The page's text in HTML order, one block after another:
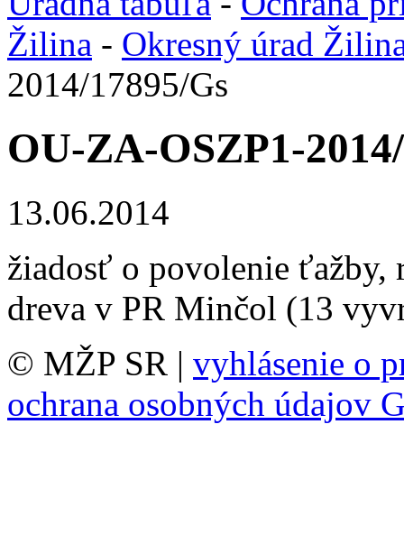
Žilina - Okresný úrad
2014/17895/Gs
OU-ZA-OSZP1-
13.06.2014
žiadosť o povolenie ťažby,
dreva v PR Minčol (13
© MŽP SR | vyhlásenie o
ochrana osobných údajov